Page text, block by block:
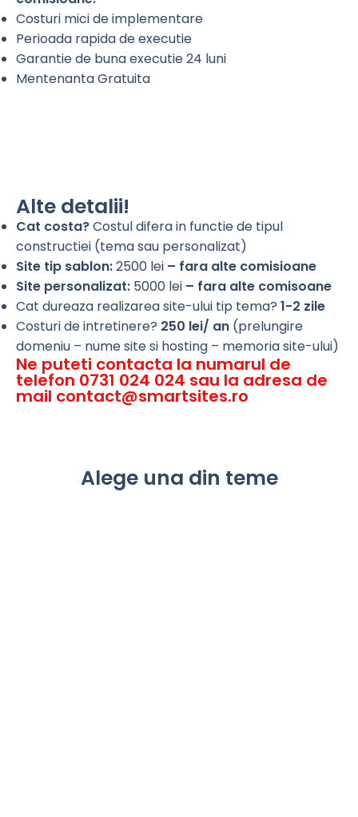
Costuri mici de implementare
Perioada rapida de executie
Garantie de buna executie 24 luni
Mentenanta Gratuita
Alte detalii!
Cat costa?Costul difera in functie de tipul
constructiei (tema sau personalizat)
Site tip sablon:2500 lei – fara alte comisioane
Site personalizat: 5000 lei – fara alte comisoane
Cat dureaza realizarea site-ului tip tema? 1-2 zile
Costuri de intretinere? 250 lei/ an (prelungire
domeniu – nume site si hosting – memoria site-ului)
Ne puteti contacta la numarul de
telefon 0731 024 024 sau la adresa de
mail contact@smartsites.ro
Alege una din teme